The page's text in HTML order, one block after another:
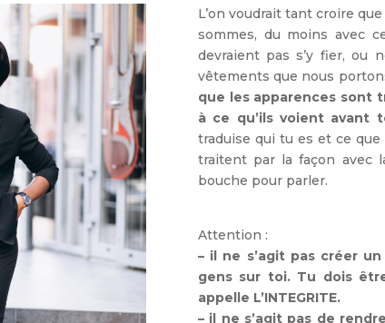
L’on voudrait tant croire
sommes, du moins avec
devraient pas s’y fier, ou
vêtements que nous
que les apparences sont
à ce qu’ils voient avant
traduise qui tu es et ce
traitent par la façon avec
bouche pour parler.
Attention :
– il ne s’agit pas créer
gens sur toi. Tu dois
appelle L’INTEGRITE.
– il ne s’agit pas de